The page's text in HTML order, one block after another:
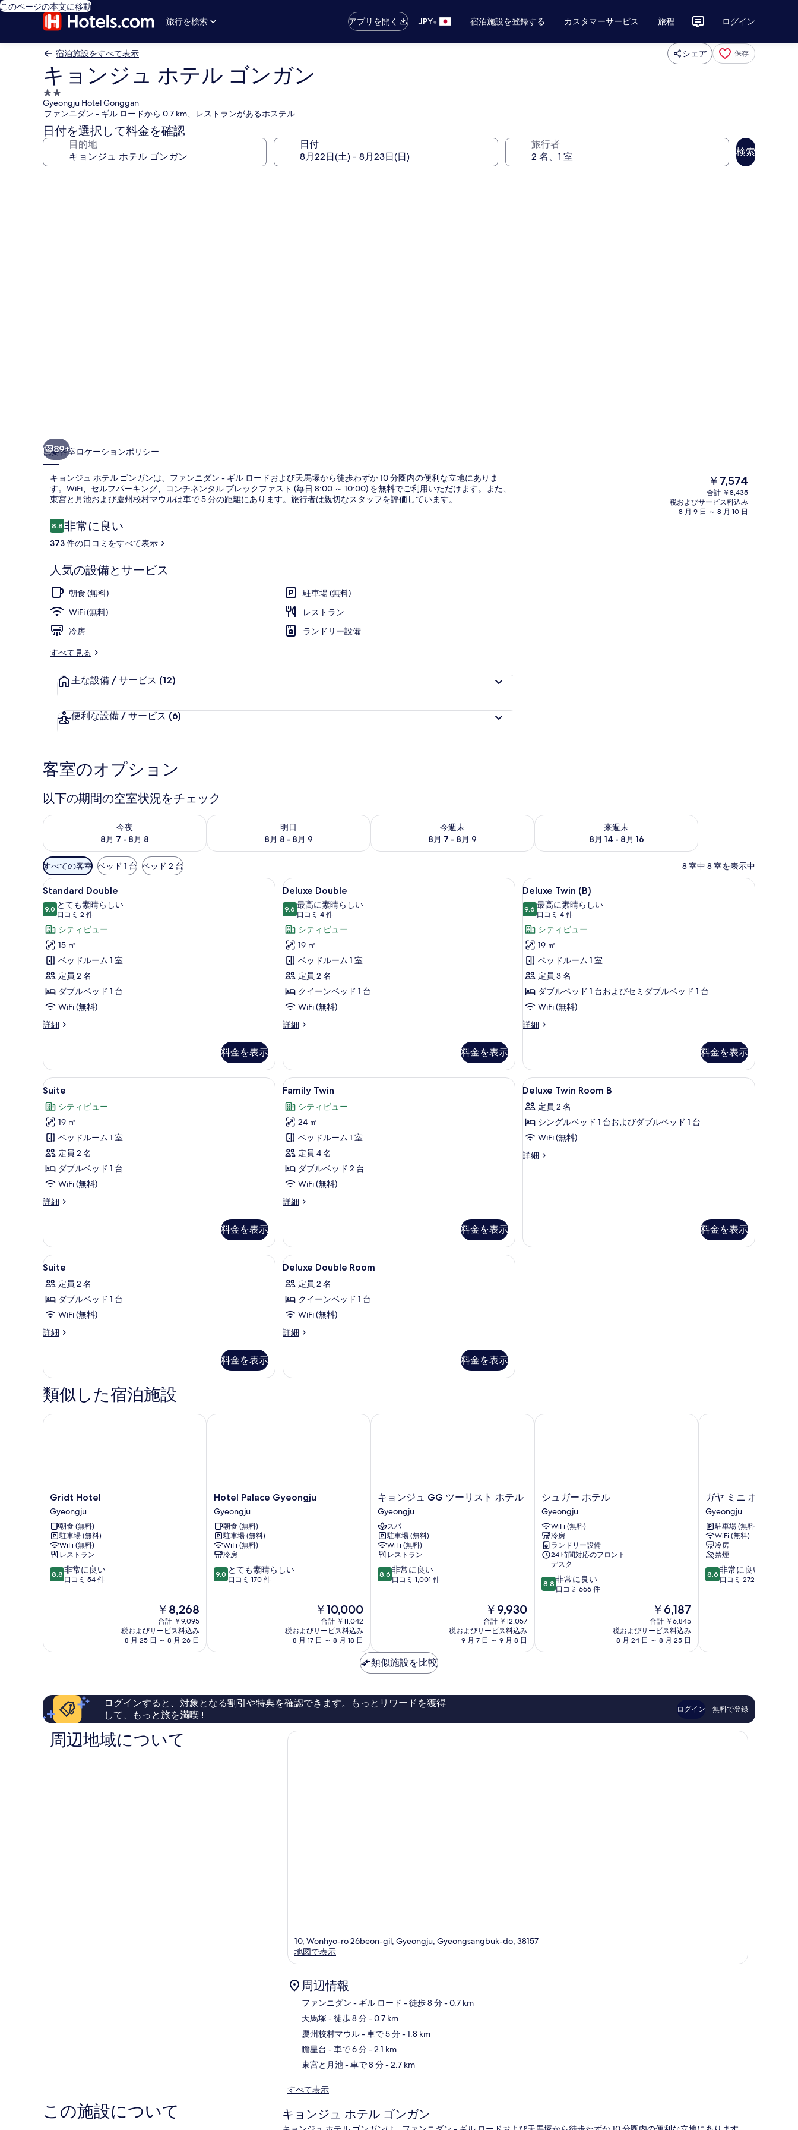
このページの本文に移動
旅行を検索
アプリを開く JPY• 宿泊施設を登録する カスタマーサービス 旅程 ログイン
宿泊施設をすべて表示 シェア 保存
キョンジュ ホテル ゴンガン
2.0
つ
星
宿
泊
Gyeongju Hotel Gonggan
ファンニダン - ギル ロードから 0.7 km、レストランがあるホステル
日付を選択して料金を確認
目的地 日付 旅行者
検索
真
ギ
ャ
ラ
リ
ー
Standard Double | 高級寝具、羽毛の掛け布団、セレクト コンフォート製ベッド、防音設
冷蔵庫、電子レンジ
89+
概要客室ロケーションポリシー
キョンジュ ホテル ゴンガンは、ファンニダン - ギル ロードおよび天馬塚から徒歩わずか 10 分圏内の便利な立地にありま
す。WiFi、セルフパーキング、コンチネンタル ブレックファスト (毎日 8:00 ～ 10:00) を無料でご利用いただけます。また、
東宮と月池および慶州校村マウルは車で 5 分の距離にあります。旅行者は親切なスタッフを評価しています。
口
コ
ミ
8.810段階中8.8
非常に良い
373 件の口コミをすべて表示
人気の設備とサービス
朝食 (無料)
駐車場 (無料)
WiFi (無料)
レストラン
冷房
ランドリー設備
すべて見る
主な設備 / サービス (12)
便利な設備 / サービス (6)
現
在
の
料
￥7,574
合計 ￥8,435
税およびサービス料込み
8 月 9 日 ～ 8 月 10 日
客室のオプション
以下の期間の空室状況をチェック
今夜
8月 7 - 8月 8
今夜 8月 7 - 8月 8 の空室状況をチェック
明日
8月 8 - 8月 9
明日 8月 8 - 8月 9 の空室状況をチェック
今週末
8月 7 - 8月 9
今週末 8月 7 - 8月 9 の空室状況をチェック
来週末
8月 14 - 8月 16
来週末 8月 14 - 8月 16 の空室状況をチェック
利
用
可
能
な
客
室
の
絞
り
込
み
条
件
すべての客室 ベッド 1 台 ベッド 2 台 8 室中 8 室を表示中
Standard
Double
の
す
べ
て
の
写
真
を
す
る
Standard Double | 高級寝具、羽毛の掛け布団、セレクト コンフォート製ベッド、防音設備
10
Standard Double
9.010 点中 9.0
とても素晴らしい
口コミ 2 件
(口
コ
ミ
件)
シティビュー
15 ㎡
ベッドルーム 1 室
定員 2 名
ダブルベッド 1 台
WiFi (無料)
詳細
Standard
細
料金を表示
Deluxe
Double
の
す
べ
て
の
写
真
を
す
る
Deluxe Double | 高級寝具、羽毛の掛け布団、セレクト コンフォート製ベッド、防音設備
7
Deluxe Double
9.610 点中 9.6
最高に素晴らしい
口コミ 4 件
(口
コ
ミ
件)
シティビュー
19 ㎡
ベッドルーム 1 室
定員 2 名
クイーンベッド 1 台
WiFi (無料)
詳細
Deluxe
細
料金を表示
Deluxe
Twin
(B)
の
す
べ
て
の
写
真
示
す
る
Deluxe Twin (B) | 高級寝具、羽毛の掛け布
10
Deluxe Twin (B)
9.610 点中 9.6
最高に素晴らしい
口コミ 4 件
(口
コ
ミ
件)
シティビュー
19 ㎡
ベッドルーム 1 室
定員 3 名
ダブルベッド 1 台およびセミダブルベッド 1 台
WiFi (無料)
詳細
Deluxe
詳
細
料金を表示
Suite
の
す
べ
て
の
写
真
を
示
す
る
Suite | 高級寝具、羽毛の掛け布団、セレクト コンフォート製ベッド、防音設備
9
Suite
シティビュー
19 ㎡
ベッドルーム 1 室
定員 2 名
ダブルベッド 1 台
WiFi (無料)
詳細
Suite
料金を表示
Family
Twin
の
す
べ
て
の
写
真
示
す
る
Family Twin | 高級寝具、羽毛の掛け布団、セレクト コンフォート製ベッド、防音設備
11
Family Twin
シティビュー
24 ㎡
ベッドルーム 1 室
定員 4 名
ダブルベッド 2 台
WiFi (無料)
詳細
Family
細
料金を表示
Deluxe
Twin
Room
B
の
す
を
高級寝具、羽毛の掛け布団、セレクト コン
4
Deluxe Twin Room B
定員 2 名
シングルベッド 1 台およびダブルベッド 1 台
WiFi (無料)
詳細
Deluxe
料金を表示
Suite
の
す
べ
て
の
真
を
表
示
高級寝具、羽毛の掛け布団、セレクト コンフォート製ベッド、防音設備
5
Suite
定員 2 名
ダブルベッド 1 台
WiFi (無料)
詳細
Suite
料金を表示
Deluxe
Double
Room
の
す
べ
写
を
高級寝具、羽毛の掛け布団、セレクト コンフォート製ベッド、防音設備
9
Deluxe Double Room
定員 2 名
クイーンベッド 1 台
WiFi (無料)
詳細
Deluxe
詳
料金を表示
類似した宿泊施設
Gridt
Hotel
Gyeongju
Gridt Hotel
Gyeongju
朝食 (無料)
駐車場 (無料)
WiFi (無料)
レストラン
10
段
良
ミ
54
件
の
口
8.8 非常に良い
口コミ 54 件
現
在
の
料
金
￥8,268
合計 ￥9,095
税およびサービス料込み
8 月 25 日 ～ 8 月 26 日
Gridt Hotel
Hotel
Palace
Gyeongju
Gyeongju
Hotel Palace Gyeongju
Gyeongju
朝食 (無料)
駐車場 (無料)
WiFi (無料)
冷房
10
段
素
い、
口
9.0 とても素晴らしい
口コミ 170 件
現
在
の
料
金
￥10,000
合計 ￥11,042
税およびサービス料込み
8 月 17 日 ～ 8 月 18 日
Hotel Palace Gyeongju
キ
ョ
ン
ジ
ュ
GG
ツ
ー
リ
キョンジュ GG ツーリスト ホテル
Gyeongju
スパ
駐車場 (無料)
WiFi (無料)
レストラン
10
段
良
い、
口
ミ
1,001
件
8.6 非常に良い
口コミ 1,001 件
現
在
の
料
金
￥9,930
合計 ￥12,057
税およびサービス料込み
9 月 7 日 ～ 9 月 8 日
キョンジュ GG ツーリスト ホテル
シ
ュ
ガ
ー
ホ
テ
ル
Gyeongju
シュガー ホテル
Gyeongju
WiFi (無料)
冷房
ランドリー設備
24 時間対応のフロント
デスク
10
段
に
コ
件
8.8 非常に良い
口コミ 666 件
現
在
の
料
金
￥6,187
合計 ￥6,845
税およびサービス料込み
8 月 24 日 ～ 8 月 25 日
シュガー ホテル
ガ
ヤ
ミ
ニ
ホ
テ
ル
Gyeongju
ガヤ ミニ ホテル
Gyeongju
駐車場 (無料)
WiFi (無料)
冷房
禁煙
10
段
良
ミ
272
件
8.6 非常に良い
口コミ 272 件
ガヤ ミニ ホテル
類似施設を比較
ログインすると、対象となる割引や特典を確認できます。もっとリワードを獲得
して、もっと旅を満喫 !
ログイン 無料で登録
周辺地域について
10, Wonhyo-ro 26beon-gil, Gyeongju, Gyeongsangbuk-do, 38157
地図で表示
周辺情報
ファンニダン - ギル ロード - 徒歩 8 分- 0.7 km
天馬塚 - 徒歩 8 分- 0.7 km
慶州校村マウル- 車で 5 分- 1.8 km
瞻星台 - 車で 6 分- 2.1 km
東宮と月池- 車で 8 分- 2.7 km
すべて表示
この施設について キョンジュ ホテル ゴンガン